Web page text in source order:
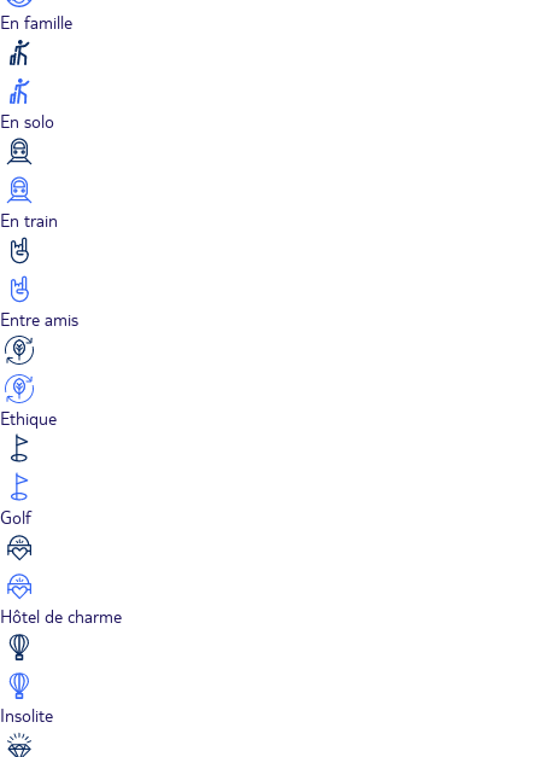
En famille
En solo
En train
Entre amis
Ethique
Golf
Hôtel de charme
Insolite